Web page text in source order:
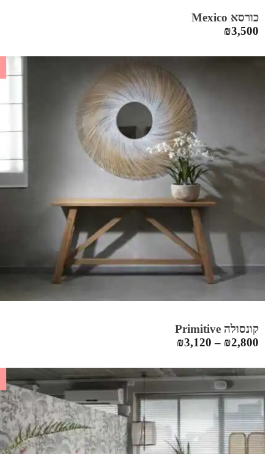
כורסא Mexico
₪3,500
קונסולה Primitive
₪2,800
–
₪3,120